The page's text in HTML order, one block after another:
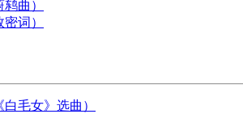
曲）
词）
毛女》选曲）